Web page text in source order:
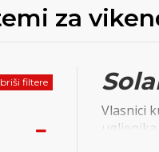
za
filtere
Vlasnici